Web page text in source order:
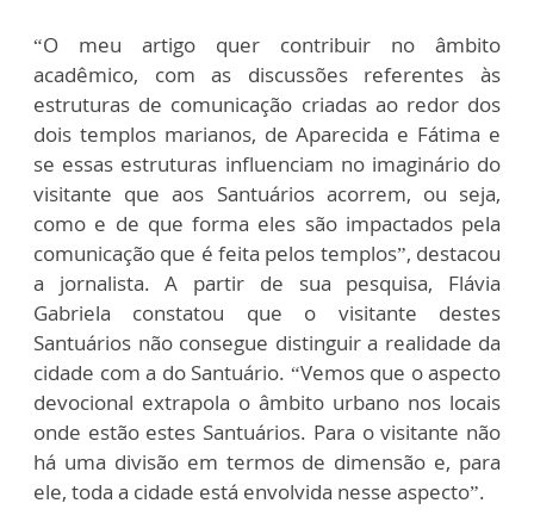
“O meu artigo quer contribuir no âmbito
acadêmico, com as discussões referentes às
estruturas de comunicação criadas ao redor dos
dois templos marianos, de Aparecida e Fátima e
se essas estruturas influenciam no imaginário do
visitante que aos Santuários acorrem, ou seja,
como e de que forma eles são impactados pela
comunicação que é feita pelos templos”, destacou
a jornalista. A partir de sua pesquisa, Flávia
Gabriela constatou que o visitante destes
Santuários não consegue distinguir a realidade da
cidade com a do Santuário. “Vemos que o aspecto
devocional extrapola o âmbito urbano nos locais
onde estão estes Santuários. Para o visitante não
há uma divisão em termos de dimensão e, para
ele, toda a cidade está envolvida nesse aspecto”.